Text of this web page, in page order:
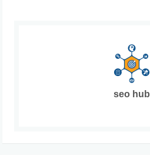
seo hub